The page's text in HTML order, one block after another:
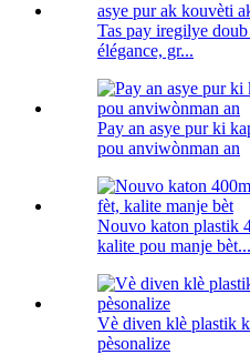
Tas pay iregilye
élégance, gr...
Pay an asye pur ki
pou anviwònman an
Nouvo katon plastik
kalite pou manje bèt...
Vè diven klè plastik
pèsonalize